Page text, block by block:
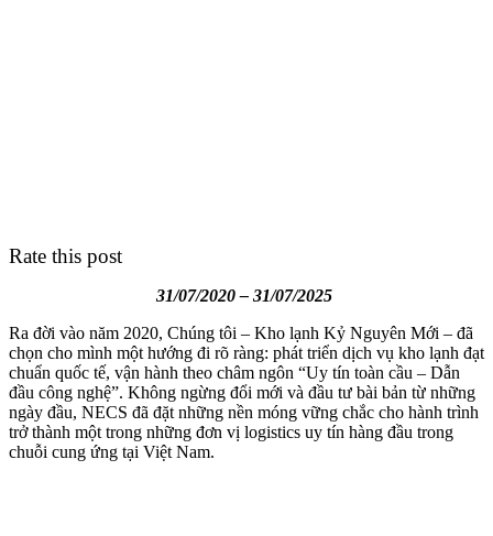
Rate this post
31/07/2020 – 31/07/2025
Ra đời vào năm 2020, Chúng tôi – Kho lạnh Kỷ Nguyên Mới – đã
chọn cho mình một hướng đi rõ ràng: phát triển dịch vụ kho lạnh đạt
chuẩn quốc tế, vận hành theo châm ngôn “Uy tín toàn cầu – Dẫn
đầu công nghệ”. Không ngừng đổi mới và đầu tư bài bản từ những
ngày đầu, NECS đã đặt những nền móng vững chắc cho hành trình
trở thành một trong những đơn vị logistics uy tín hàng đầu trong
chuỗi cung ứng tại Việt Nam.